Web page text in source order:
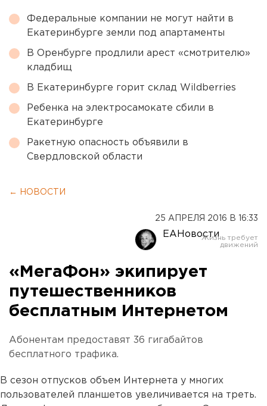
Федеральные компании не могут найти в
Екатеринбурге земли под апартаменты
В Оренбурге продлили арест «смотрителю»
кладбищ
В Екатеринбурге горит склад Wildberries
Ребенка на электросамокате сбили в
Екатеринбурге
Ракетную опасность объявили в
Свердловской области
← НОВОСТИ
25 АПРЕЛЯ 2016 В 16:33
ЕАНовости
«МегаФон» экипирует
путешественников
бесплатным Интернетом
Абонентам предоставят 36 гигабайтов
бесплатного трафика.
В сезон отпусков объем Интернета у многих
пользователей планшетов увеличивается на треть.